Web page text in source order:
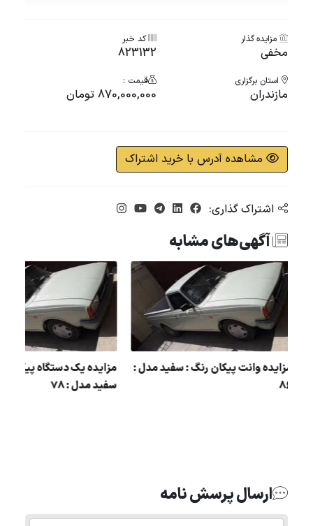
مزایده گذار
مخفی
کد خبر
823132
استان برگزاری
مازندران
قیمت :
870,000,000 تومان
مشاهده آدرس با خرید اشتراک
اشتراک گذاری:
آگهی‌های مشابه
مزایده یک دستگاه
سفید مدل : 78
مزایده وانت پیکان رنگ : سفید مدل :
86
ارسال پرسش نامه